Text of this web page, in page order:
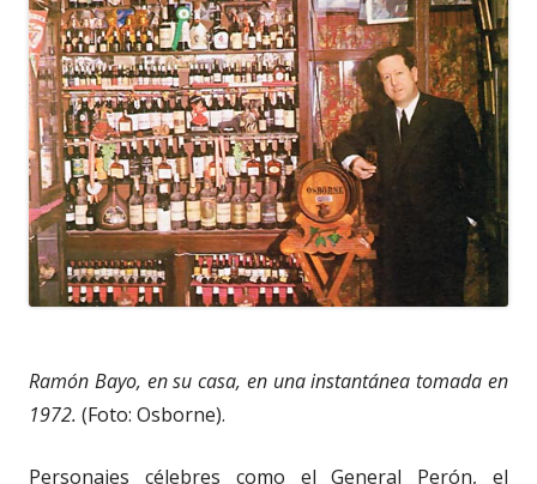
Ramón Bayo, en su casa, en una instantánea tomada en
1972. (Foto: Osborne).
Personajes célebres como el General Perón, el